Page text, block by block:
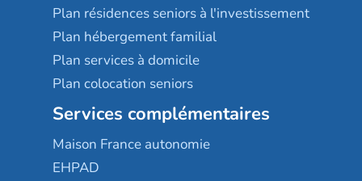
Plan résidences seniors à l'investissement
Plan hébergement familial
Plan services à domicile
Plan colocation seniors
Services complémentaires
Maison France autonomie
EHPAD